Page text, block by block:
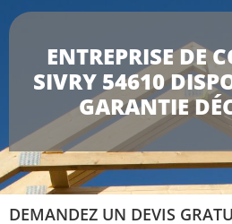
ENTREPRISE DE
SIVRY 54610
GARANTIE
DEMANDEZ UN DEVIS